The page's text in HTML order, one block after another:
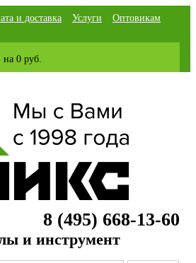
и доставка Услуги
Оптовикам
на 0 руб.
8 (495) 668-13-60
и инструмент